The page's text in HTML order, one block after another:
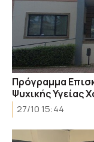
Πρόγραμμα
Ψυχικής Υγείας
27/10 15:44